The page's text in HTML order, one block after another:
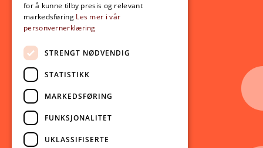
Aktuelt
Nyheter
Arrangementer
Nyhetsbrev
Ledige stillinger
Følg oss på sosiale medier:
Facebook
Instagram
for å kunne tilby presis og relevant
markedsføring Les mer i vår
personvernerklæring
STRENGT NØDVENDIG
STATISTIKK
MARKEDSFØRING
FUNKSJONALITET
UKLASSIFISERTE